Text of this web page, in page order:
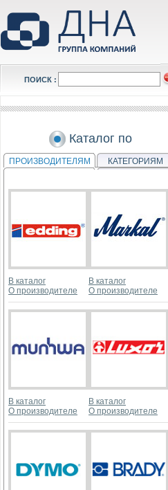
ПОИСК :
Каталог по
ПРОИЗВОДИТЕЛЯМ КАТЕГОРИЯМ
В каталог
О производителе
В каталог
О производителе
В каталог
О производителе
В каталог
О производителе